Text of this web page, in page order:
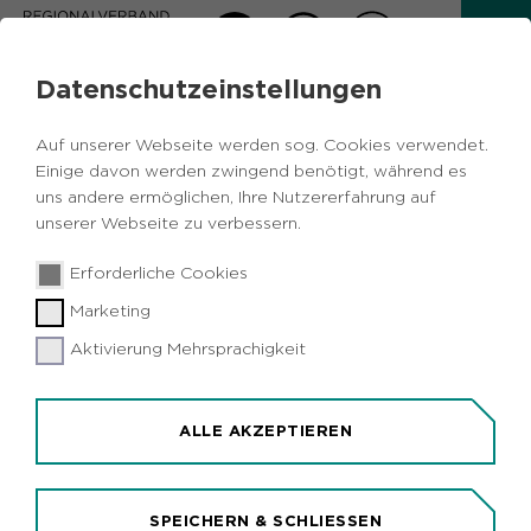
Datenschutzeinstellungen
Auf unserer Webseite werden sog. Cookies verwendet.
Einige davon werden zwingend benötigt, während es
uns andere ermöglichen, Ihre Nutzererfahrung auf
unserer Webseite zu verbessern.
Erforderliche Cookies
Marketing
Aktivierung Mehrsprachigkeit
ALLE AKZEPTIEREN
SPEICHERN & SCHLIESSEN
AKTUELLES
Zurück
Insektenexkursion für Kinder und
Jugendliche auf der Bislicher Insel
Xanten (idr). "Wasserinsekten und andere
Bewohner der Gewässerufer" lernen Kinder und
Jugendliche bei einer Exkursion auf der Bislicher